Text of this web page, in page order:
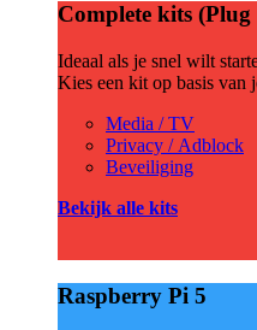
Complete kits
Ideaal als je snel wilt
Kies een kit op basis van
Media / TV
Privacy / Adblock
Beveiliging
Bekijk alle kits
Raspberry Pi 5